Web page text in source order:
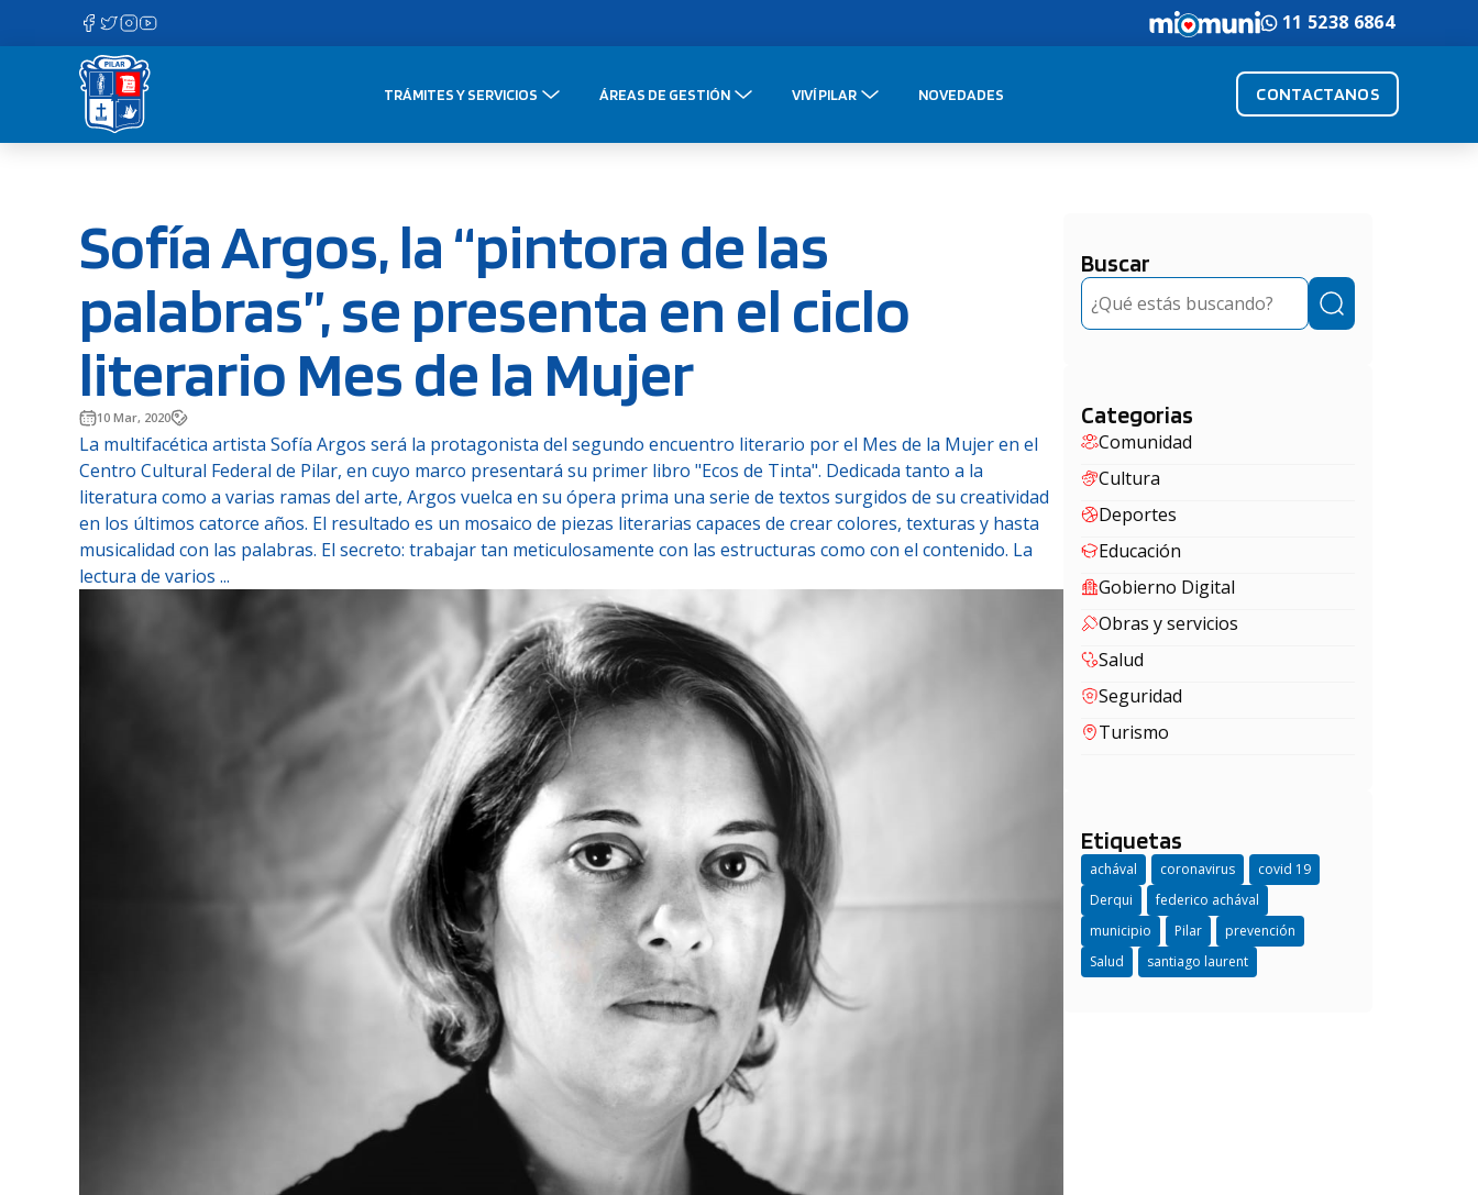
contenido
11 5238 6864
TRÁMITES Y SERVICIOS ÁREAS DE GESTIÓN VIVÍ PILAR NOVEDADES CONTACTANOS
Sofía Argos, la “pintora de las
palabras”, se presenta en el ciclo
literario Mes de la Mujer
10 Mar, 2020
La multifacética artista Sofía Argos será la protagonista del segundo encuentro literario por el Mes de la Mujer en el
Centro Cultural Federal de Pilar, en cuyo marco presentará su primer libro "Ecos de Tinta". Dedicada tanto a la
literatura como a varias ramas del arte, Argos vuelca en su ópera prima una serie de textos surgidos de su creatividad
en los últimos catorce años. El resultado es un mosaico de piezas literarias capaces de crear colores, texturas y hasta
musicalidad con las palabras. El secreto: trabajar tan meticulosamente con las estructuras como con el contenido. La
lectura de varios ...
Buscar
Buscar
Categorias
Comunidad
Cultura
Deportes
Educación
Gobierno Digital
Obras y servicios
Salud
Seguridad
Turismo
Etiquetas
achával coronavirus
covid 19
Derqui
federico achával
municipio
Pilar
prevención
Salud
santiago laurent